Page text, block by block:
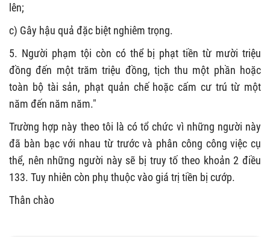
lên;
c) Gây hậu quả đặc biệt nghiêm trọng.
5. Người phạm tội còn có thể bị phạt tiền từ mười triệu
đồng đến một trăm triệu đồng, tịch thu một phần hoặc
toàn bộ tài sản, phạt quản chế hoặc cấm cư trú từ một
năm đến năm năm."
Trường hợp này theo tôi là có tổ chức vì những người này
đã bàn bạc với nhau từ trước và phân công công việc cụ
thể, nên những người này sẽ bị truy tố theo khoản 2 điều
133. Tuy nhiên còn phụ thuộc vào giá trị tiền bị cướp.
Thân chào